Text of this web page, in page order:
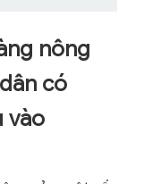
nông
có
vào